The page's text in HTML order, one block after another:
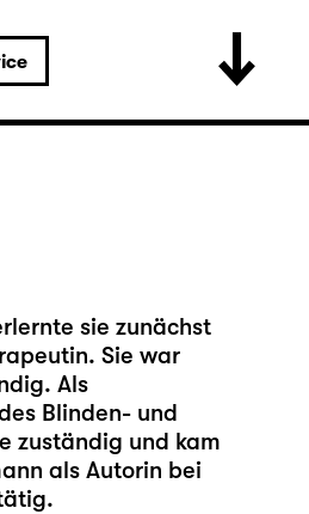
sie zunächst
Sie war
Als
Blinden- und
zuständig und kam
als Autorin bei